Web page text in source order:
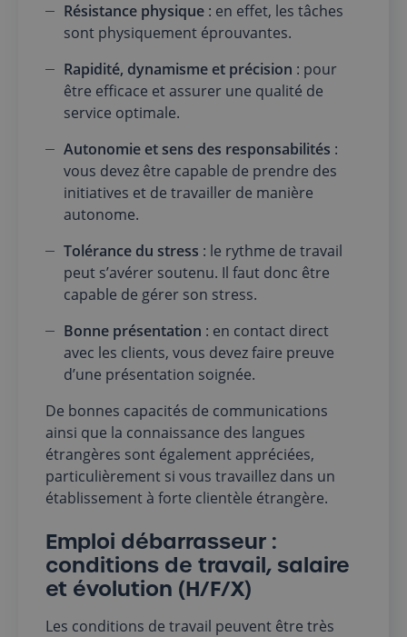
Résistance physique : en effet, les tâches
sont physiquement éprouvantes.
Rapidité, dynamisme et précision : pour
être efficace et assurer une qualité de
service optimale.
Autonomie et sens des responsabilités :
vous devez être capable de prendre des
initiatives et de travailler de manière
autonome.
Tolérance du stress : le rythme de travail
peut s’avérer soutenu. Il faut donc être
capable de gérer son stress.
Bonne présentation : en contact direct
avec les clients, vous devez faire preuve
d’une présentation soignée.
De bonnes capacités de communications
ainsi que la connaissance des langues
étrangères sont également appréciées,
particulièrement si vous travaillez dans un
établissement à forte clientèle étrangère.
Emploi débarrasseur :
conditions de travail, salaire
et évolution (H/F/X)
Les conditions de travail peuvent être très